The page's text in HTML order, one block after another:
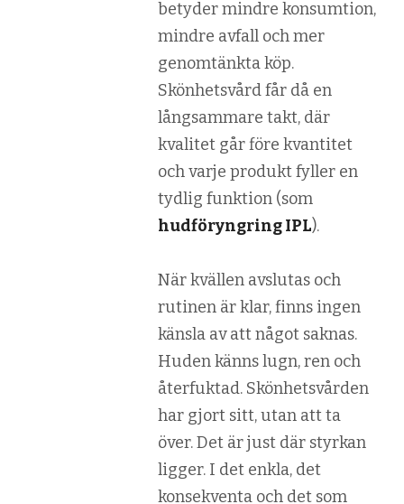
betyder mindre konsumtion,
mindre avfall och mer
genomtänkta köp.
Skönhetsvård får då en
långsammare takt, där
kvalitet går före kvantitet
och varje produkt fyller en
tydlig funktion (som
hudföryngring IPL).
När kvällen avslutas och
rutinen är klar, finns ingen
känsla av att något saknas.
Huden känns lugn, ren och
återfuktad. Skönhetsvården
har gjort sitt, utan att ta
över. Det är just där styrkan
ligger. I det enkla, det
konsekventa och det som